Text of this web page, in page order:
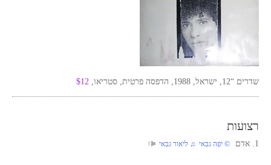
שדרים “12, ישראל, 1988, הדפסה פרטית, סטריאו, $12
רצועות
1. אדם ‏ © יפה גבאי‏ ♫ ליאור גבאי